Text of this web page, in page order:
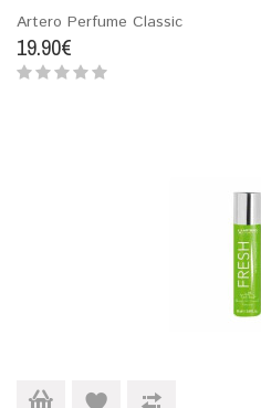
Artero Perfume Classic
19.90€